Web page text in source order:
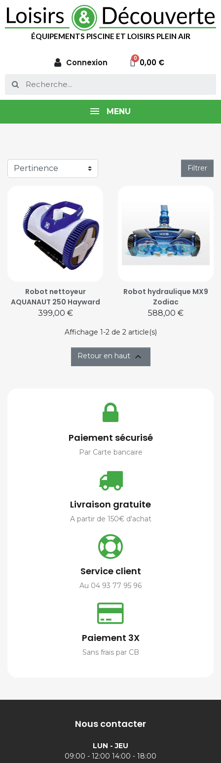
ÉQUIPEMENTS PISCINE ET LOISIRS PLEIN AIR
Connexion 0,00 €
MENU
Filtrer
Robot nettoyeur
AQUANAUT 250 Hayward
Prix
399,00 €
Robot hydraulique MX9
Zodiac
Prix
588,00 €
Affichage 1-2 de 2 article(s)
Retour en haut 
Paiement sécurisé
Par Carte bancaire
Livraison gratuite
A partir de 150€ d'achat
Service client
Au 04 93 77 95 96
Paiement 3X
Sans frais par CB
Nous contacter
LUN - JEU
09:00 - 12:00 14:00 - 18:00